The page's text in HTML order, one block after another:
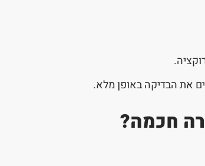
את הבדיקה באופן מלא.
חכמה?